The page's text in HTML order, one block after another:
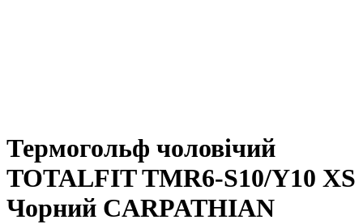
Термогольф чоловічий
TOTALFIT TMR6-S10/Y10 XS
Чорний CARPATHIAN